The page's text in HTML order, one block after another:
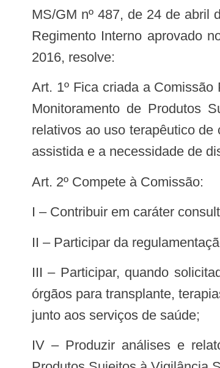
MS/GM nº 487, de 24 de abril
Regimento Interno aprovado
2016, resolve:
Art. 1º Fica criada a Comissão Permanente de Biovigilância, com a atribuição de assessorar tecnicamente a Gerência-Geral de
Monitoramento de Produtos
relativos ao uso terapêutico
assistida e a necessidade de
Art. 2º Compete à Comissão:
I – Contribuir em caráter
II – Participar da
III – Participar, quando solicitada, da investigação de eventos adversos relacionados ao uso terapêutico de células, tecidos e
órgãos para transplante,
junto aos serviços de saúde;
IV – Produzir análises e relatórios para o processo de trabalho em biovigilância da Gerência-Geral de Monitoramento de